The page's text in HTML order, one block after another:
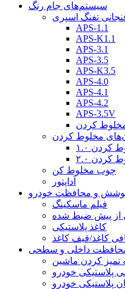
سیستم‌های جام رنگ
تفنگ اسپری
APS-1.1
APS-K1.1
APS-3.1
APS-3.5
APS-K3.5
APS-4.0
APS-4.1
APS-4.2
APS-3.5V
کردن
مخلوط کردن
کردن ۱.۰
کردن ۲.۰
چوب مخلوط کن
آداپتور
و محافظت خودرو
فیلم ماسکینگ
از پیش ضبط شده
کاغذ پلاستیکی
کاغذ/قیف کاغذ
داخلی و سطحی
تمیز کردن ماشین
پلاستیکی خودرو
پلاستیکی خودرو